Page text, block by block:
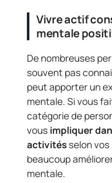
Vivre actif
mentale
De nombreuses
souvent pas
peut apporter un
mentale. Si vous
catégorie de
vousimpliquer
activitésselon
beaucoup
mentale.